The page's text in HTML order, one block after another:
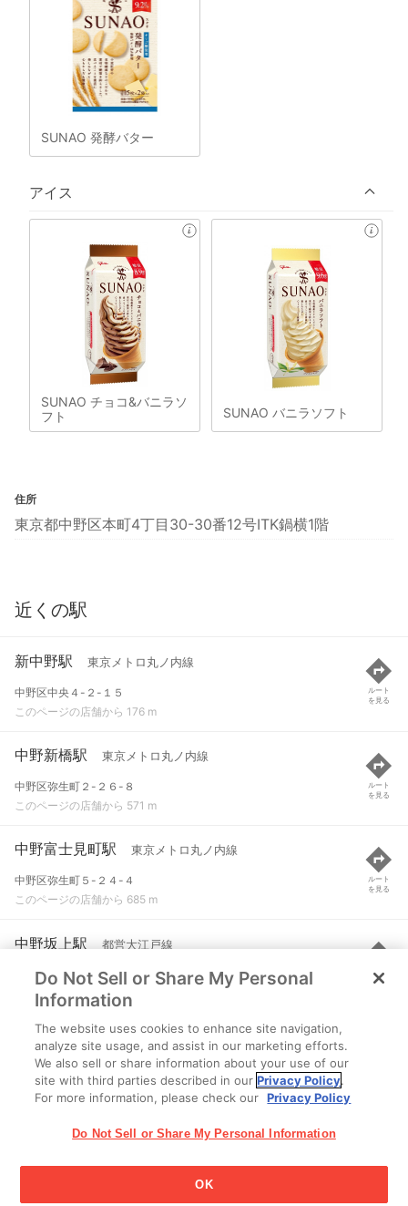
SUNAO 発酵バター
アイス
SUNAO チョコ&バニラソ
フト
SUNAO バニラソフト
住所
東京都中野区本町4丁目30-30番12号ITK鍋横1階
近くの駅
新中野駅 東京メトロ丸ノ内線
中野区中央４-２-１５
このページの店舗から 176 m
ルート
を見る
中野新橋駅 東京メトロ丸ノ内線
中野区弥生町２-２６-８
このページの店舗から 571 m
ルート
を見る
中野富士見町駅 東京メトロ丸ノ内線
中野区弥生町５-２４-４
このページの店舗から 685 m
ルート
を見る
中野坂上駅 都営大江戸線
中野区中央２-１-２
このページの店舗から 1.1 km
ルート
を見る
東高円寺駅 東京メトロ丸ノ内線
杉並区和田３-５５-４２
このページの店舗から 1.1 km
江崎グリコ株式会社 Copyright © 2025 Ezaki Glico Co., Ltd.
Do Not Sell or Share My Personal
Information
The website uses cookies to enhance site navigation,
analyze site usage, and assist in our marketing efforts.
We also sell or share information about your use of our
site with third parties described in ourPrivacy Policy.
For more information, please check our Privacy Policy
Do Not Sell or Share My Personal Information
OK